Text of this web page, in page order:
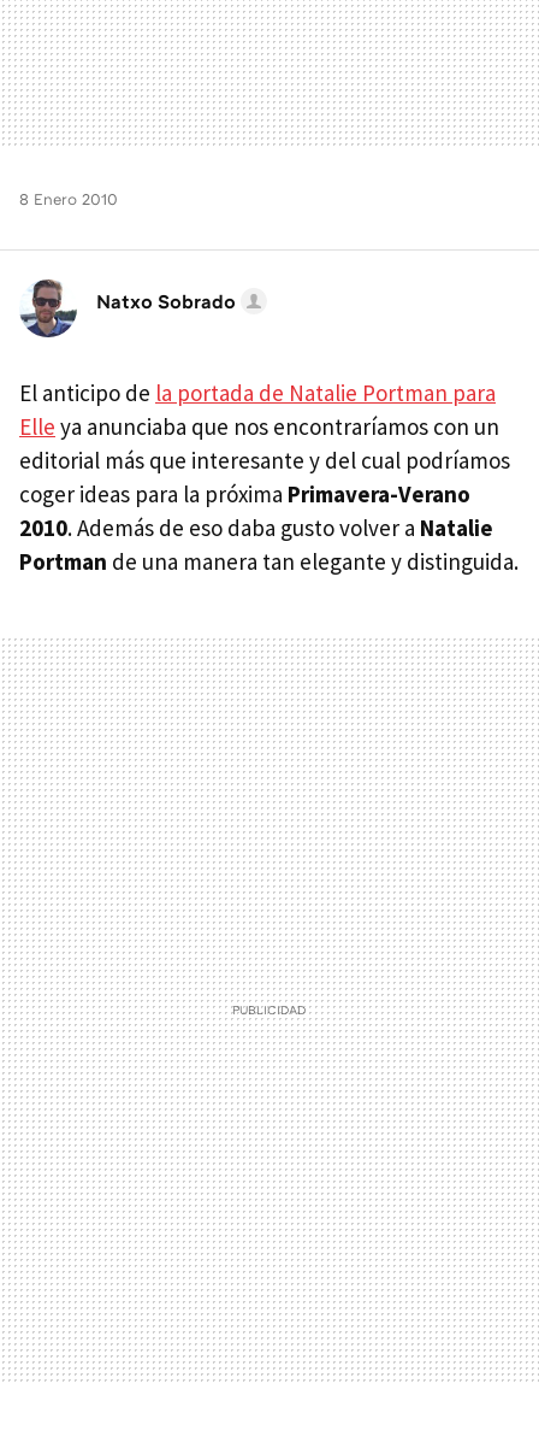
8 Enero 2010
Natxo Sobrado
El anticipo de la portada de Natalie Portman para
Elle ya anunciaba que nos encontraríamos con un
editorial más que interesante y del cual podríamos
coger ideas para la próxima Primavera-Verano
2010. Además de eso daba gusto volver a Natalie
Portman de una manera tan elegante y distinguida.